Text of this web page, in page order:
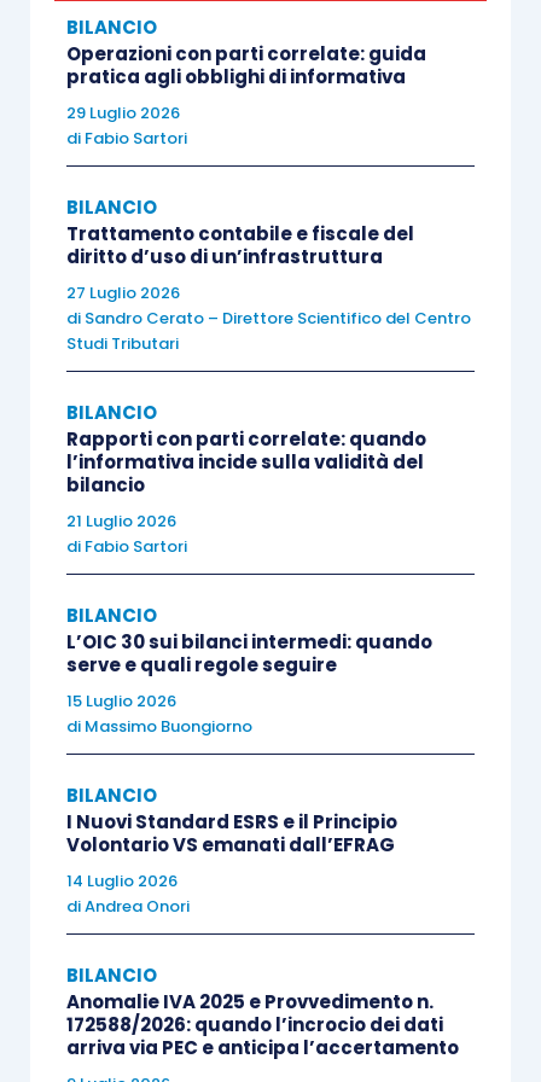
rispetto al socio cooperatore. Ricordiamo che, a
norma di legge:
i soci volontari
attività gratuitamentee sono iscritti in
un’apposita sezione del libro dei soci;
il loro numeronon può superare la metà
ai soci volontari non si applicano i
contratti collettivi
autonomo;
può essere corrisposto loro soltanto
rimborso delle spese effettivamente
sostenute
le prestazioni dei soci volontari possono
complementare e non sostitutiva
rispetto ai parametri di impiego di
operatori professionali e le loro
prestazioni non concorrono alla
eccezione per
assicurazione contro gli infortuni sul
lavoroe le malattie professionali ed il
rimborso delle spese effettivamente
sostenute e documentate.
Il Ministero Imprese e Made in Italy, con nota del
DG del 3.4.2023, aveva sostenuto chei soci
BILANCIO
Operazioni con parti correlate: guida
pratica agli obblighi di informativa
29 Luglio 2026
di Fabio Sartori
BILANCIO
Trattamento contabile e fiscale del
diritto d’uso di un’infrastruttura
27 Luglio 2026
di Sandro Cerato – Direttore Scientifico del Centro
Studi Tributari
BILANCIO
Rapporti con parti correlate: quando
l’informativa incide sulla validità del
bilancio
21 Luglio 2026
di Fabio Sartori
BILANCIO
L’OIC 30 sui bilanci intermedi: quando
serve e quali regole seguire
15 Luglio 2026
di Massimo Buongiorno
BILANCIO
I Nuovi Standard ESRS e il Principio
Volontario VS emanati dall’EFRAG
14 Luglio 2026
diAndrea Onori
BILANCIO
Anomalie IVA 2025 e Provvedimento n.
172588/2026: quando l’incrocio dei dati
arriva via PEC e anticipa l’accertamento